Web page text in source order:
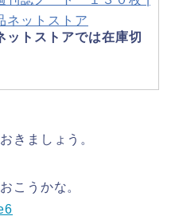
ネットストア
ットストアでは在庫切
きましょう。
こうかな。